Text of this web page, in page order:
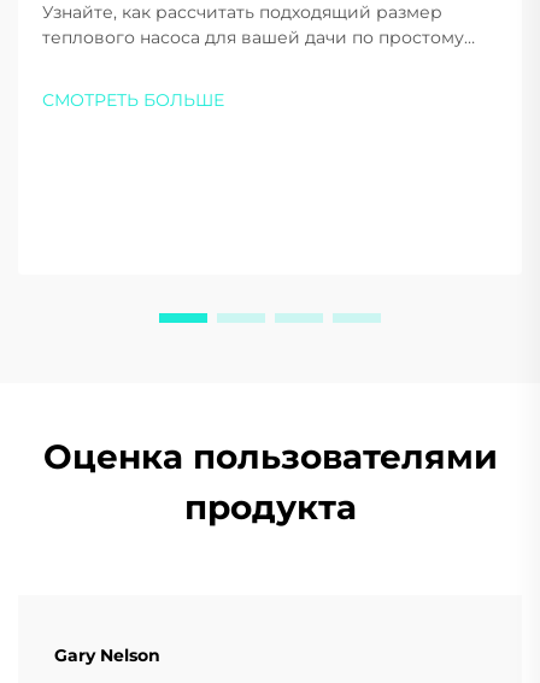
Узнайте, как рассчитать подходящий размер
теплового насоса для вашей дачи по простому
эффективность и устойчивость. Получите
СМОТРЕТЬ БОЛЬШЕ
Оценка пользователями
продукта
Gary Nelson